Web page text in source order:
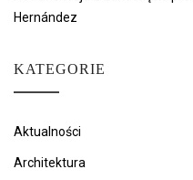
Hernández
KATEGORIE
Aktualności
Architektura